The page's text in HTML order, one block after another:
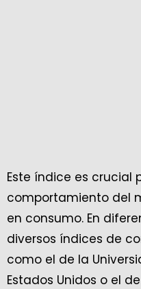
Este índice es crucial
comportamiento del
en consumo. En
diversos índices de
como el de la
Estados Unidos o el